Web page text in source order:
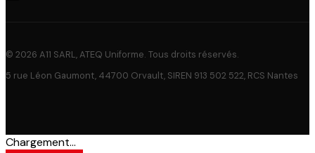
© 2026 A11 SARL, ATEQ Uniforme. Tous droits réservés.
5 rue Léon Gaumont, 44700 Orvault, SIREN 913 502 522, RCS Nantes
Chargement...